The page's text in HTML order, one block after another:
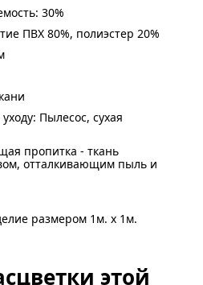
30%
ПВХ 80%, полиэстер 20%
Пылесос, сухая
пропитка - ткань
отталкивающим пыль и
размером 1м. x 1м.
этой